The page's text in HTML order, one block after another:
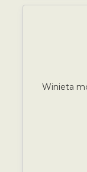
Winieta